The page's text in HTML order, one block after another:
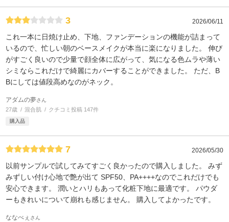
3 2026/06/11
これ一本に日焼け止め、下地、ファンデーションの機能が詰まって
いるので、忙しい朝のベースメイクが本当に楽になりました。 伸び
がすごく良いので少量で顔全体に広がって、気になる色ムラや薄い
シミならこれだけで綺麗にカバーすることができました。 ただ、B
Bにしては値段高めなのがネック。
アダムの夢さん
27歳 混合肌 クチコミ投稿 147件
購入品
7 2026/05/30
以前サンプルで試してみてすごく良かったので購入しました。 みず
みずしい付け心地で艶が出て SPF50、PA++++なのでこれだけでも
安心できます。 潤いとハリもあって化粧下地に最適です。 パウダ
ーもきれいについて崩れも感じません。 購入してよかったです。
ななべぇ さん